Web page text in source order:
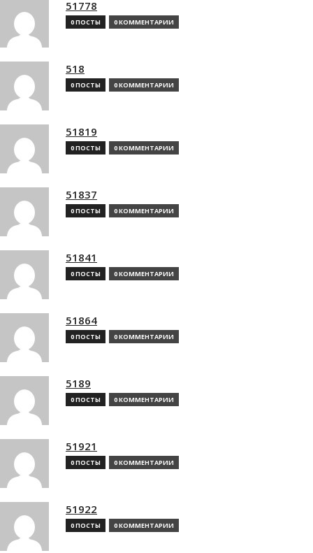
51778
0 ПОСТЫ 0 КОММЕНТАРИИ
518
0 ПОСТЫ 0 КОММЕНТАРИИ
51819
0 ПОСТЫ 0 КОММЕНТАРИИ
51837
0 ПОСТЫ 0 КОММЕНТАРИИ
51841
0 ПОСТЫ 0 КОММЕНТАРИИ
51864
0 ПОСТЫ 0 КОММЕНТАРИИ
5189
0 ПОСТЫ 0 КОММЕНТАРИИ
51921
0 ПОСТЫ 0 КОММЕНТАРИИ
51922
0 ПОСТЫ 0 КОММЕНТАРИИ